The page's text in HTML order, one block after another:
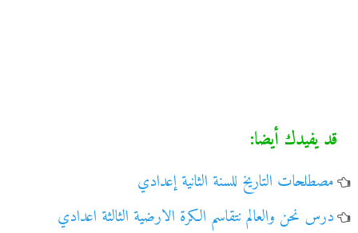
قد يفيدك أيضا:
مصطلحات التاريخ للسنة الثانية إعدادي
درس نحن والعالم نتقاسم الكرة الارضية الثالثة اعدادي